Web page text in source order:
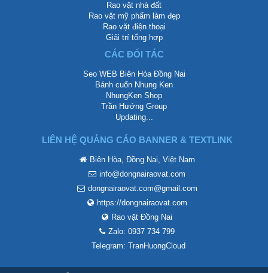
Rao vặt nhà đất
Rao vặt mỹ phẩm làm đẹp
Rao vặt điện thoại
Giải trí tổng hợp
CÁC ĐỐI TÁC
Seo WEB Biên Hòa Đồng Nai
Bánh cuốn Nhung Ken
NhungKen Shop
Trần Hướng Group
Updating...
LIÊN HỆ QUẢNG CÁO BANNER & TEXTLINK
Biên Hòa, Đồng Nai, Việt Nam
info@dongnairaovat.com
dongnairaovat.com@gmail.com
https://dongnairaovat.com
Rao vặt Đồng Nai
Zalo: 0937 734 799
Telegram: TranHuongCloud